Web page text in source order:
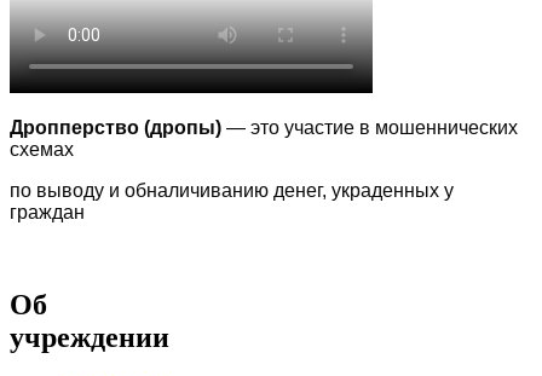
Дропперство (дропы) — это участие в мошеннических
схемах
по выводу и обналичиванию денег, украденных у
граждан
Об
учреждении